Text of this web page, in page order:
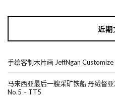
近期
手绘客制木片画 JeffNgan
马来西亚最后一艘采矿铁船 丹绒督
No.5 – TT5